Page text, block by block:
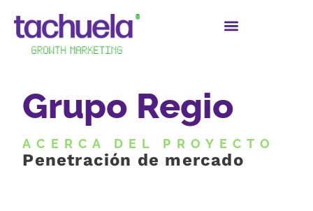
Grupo Regio
ACERCA DEL PROYECTO
Penetración de mercado